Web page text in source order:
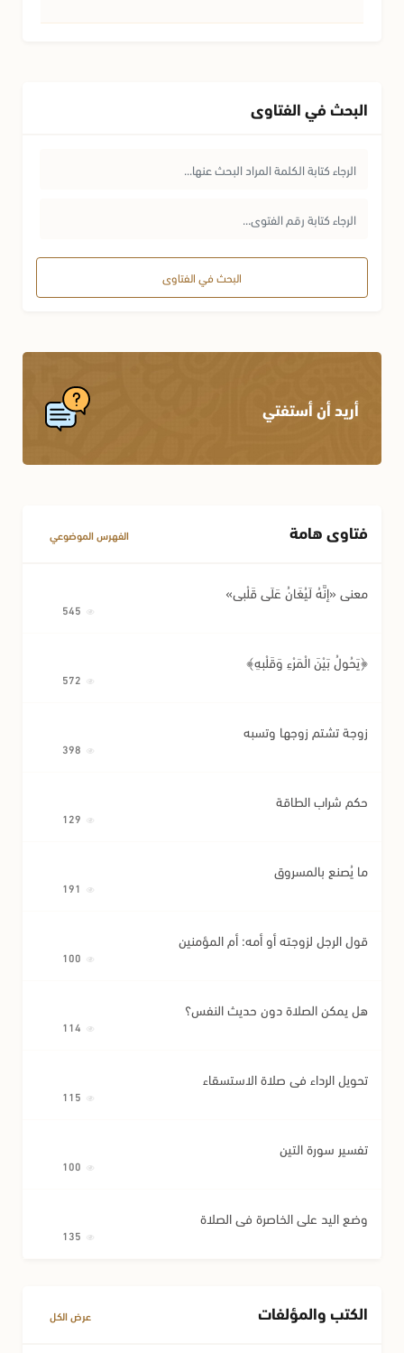
البحث في الفتاوى
البحث في الفتاوى
أريد أن أستفتي
فتاوى هامة الفهرس الموضوعي
معنى «إِنَّهُ لَيُغَانُ عَلَى قَلْبِي»
﴿يَحُولُ بَيْنَ الْمَرْءِ وَقَلْبِهِ﴾
زوجة تشتم زوجها وتسبه
حكم شراب الطاقة
ما يُصنع بالمسروق
قول الرجل لزوجته أو أمه: أم المؤمنين
هل يمكن الصلاة دون حديث النفس؟
تحويل الرداء في صلاة الاستسقاء
تفسير سورة التين
وضع اليد على الخاصرة في الصلاة
الكتب والمؤلفات عرض الكل